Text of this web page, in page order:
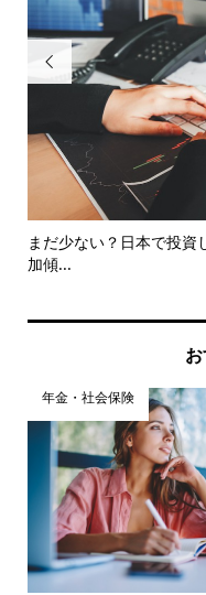

まだ少ない？日本で投
加傾...
年金・社会保険